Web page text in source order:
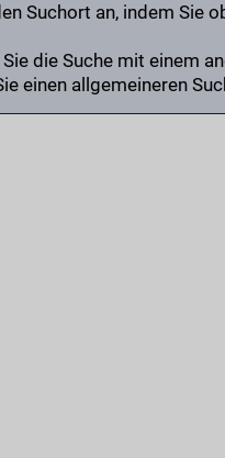
Suchort an, indem Sie
die Suche mit einem
einen allgemeineren